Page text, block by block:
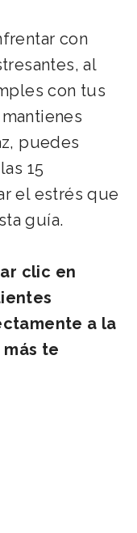
con
al
con tus
puedes
15
el estrés que
guía.
clic en
a la
te